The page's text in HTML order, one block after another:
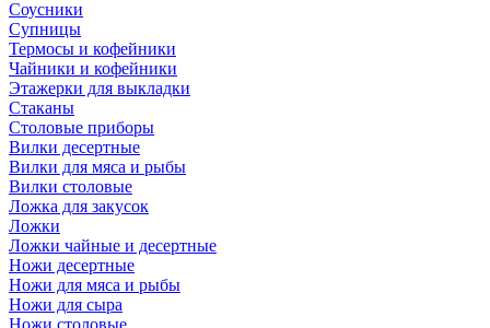
Соусники
Супницы
Термосы и кофейники
Чайники и кофейники
Этажерки для выкладки
Стаканы
Столовые приборы
Вилки десертные
Вилки для мяса и рыбы
Вилки столовые
Ложка для закусок
Ложки
Ложки чайные и десертные
Ножи десертные
Ножи для мяса и рыбы
Ножи для сыра
Ножи столовые